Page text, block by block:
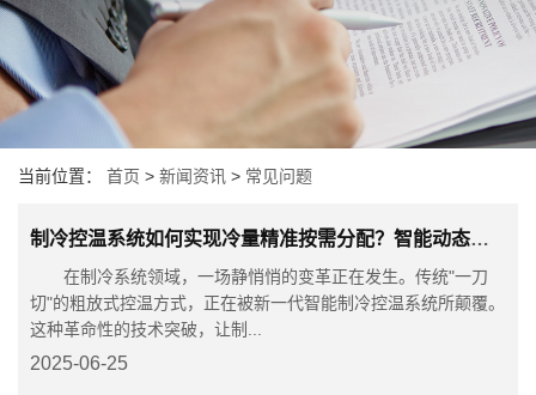
当前位置： 首页 > 新闻资讯 > 常见问题
制冷控温系统如何实现冷量精准按需分配？智能动态调谐技术给出答案！
在制冷系统领域，一场静悄悄的变革正在发生。传统"一刀
切"的粗放式控温方式，正在被新一代智能制冷控温系统所颠覆。
这种革命性的技术突破，让制...
2025-06-25